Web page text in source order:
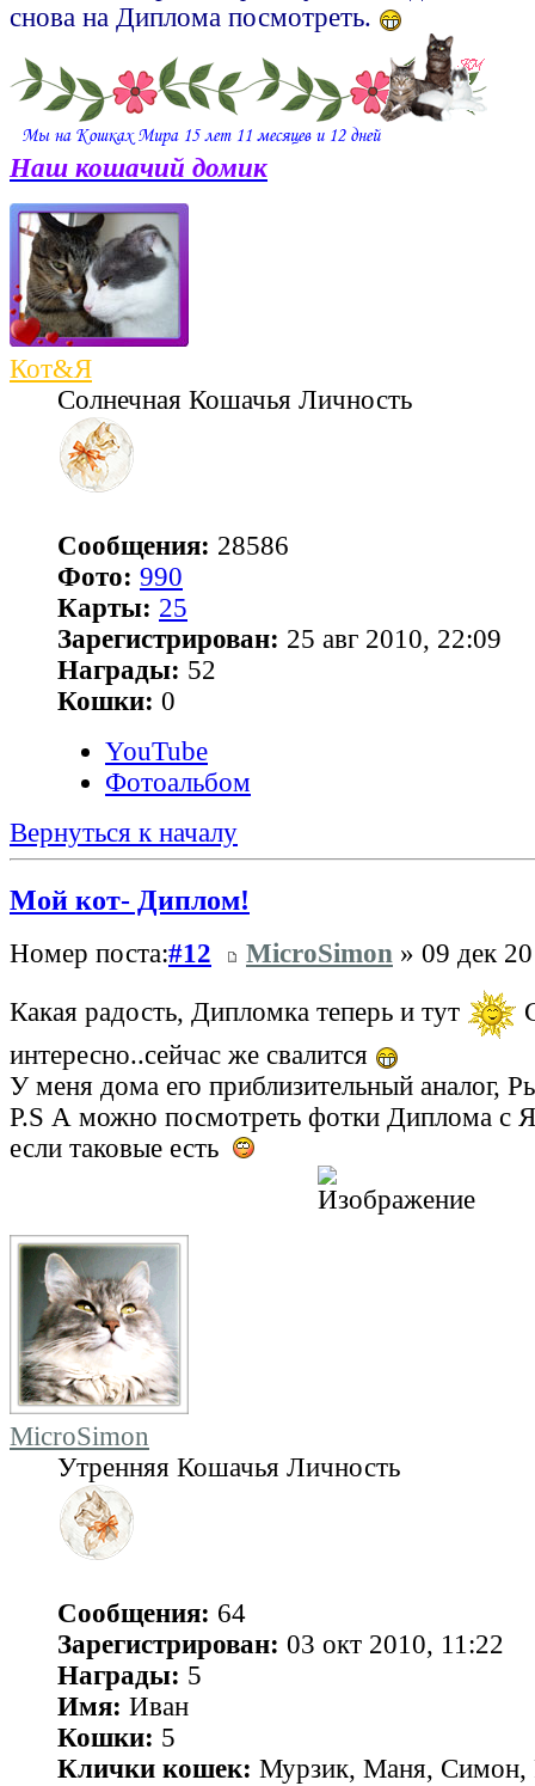
снова на Диплома посмотреть.
Наш кошачий домик
Кот&Я
Солнечная Кошачья Личность
Сообщения: 28586
Фото: 990
Карты: 25
Зарегистрирован: 25 авг 2010, 22:09
Награды: 52
Кошки: 0
YouTube
Фотоальбом
Вернуться к началу
Мой кот- Диплом!
Номер поста:#12 MicroSimon » 09 дек
Какая радость, Дипломка теперь и тут
интересно..сейчас же свалится
У меня дома его приблизительный аналог,
P.S А можно посмотреть фотки Диплома с
если таковые есть
MicroSimon
Утренняя Кошачья Личность
Сообщения: 64
Зарегистрирован: 03 окт 2010, 11:22
Награды: 5
Имя: Иван
Кошки: 5
Клички кошек: Мурзик, Маня, Симон,